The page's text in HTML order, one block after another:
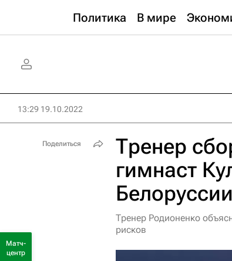
Политика В мире
13:29 19.10.2022
Тренер
гимнаст
Белоруссии
Тренер Родионенко
рисков
Поделиться
Матч-
центр